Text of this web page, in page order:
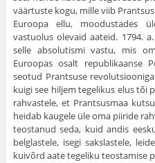
väärtuste kogu, mille viib
Euroopa ellu, moodustades
vastuolus olevaid aateid. 1794.
selle absolu­tismi vastu, mis
Euroopas osalt republikaanse
seotud Prantsuse
kuigi see hiljem tegelikus elus tõi
rahvastele, et Prant­susmaa
heidab kaugele üle oma piiride
teostanud seda, kuid andis
belglastele, isegi sakslastele,
kuivõrd aate tegeliku teos­tamise